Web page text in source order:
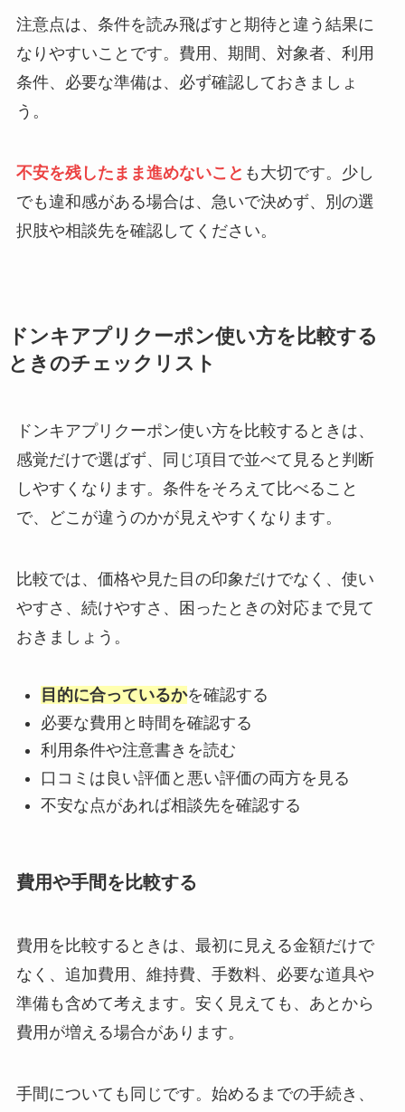
注意点は、条件を読み飛ばすと期待と違う結果に
なりやすいことです。費用、期間、対象者、利用
条件、必要な準備は、必ず確認しておきましょ
う。
不安を残したまま進めないこと も大切です。少し
でも違和感がある場合は、急いで決めず、別の選
択肢や相談先を確認してください。
ドンキアプリクーポン使い方を比較する
ときのチェックリスト
ドンキアプリクーポン使い方を比較するときは、
感覚だけで選ばず、同じ項目で並べて見ると判断
しやすくなります。条件をそろえて比べること
で、どこが違うのかが見えやすくなります。
比較では、価格や見た目の印象だけでなく、使い
やすさ、続けやすさ、困ったときの対応まで見て
おきましょう。
目的に合っているかを確認する
必要な費用と時間を確認する
利用条件や注意書きを読む
口コミは良い評価と悪い評価の両方を見る
不安な点があれば相談先を確認する
費用や手間を比較する
費用を比較するときは、最初に見える金額だけで
なく、追加費用、維持費、手数料、必要な道具や
準備も含めて考えます。安く見えても、あとから
費用が増える場合があります。
手間についても同じです。始めるまでの手続き、